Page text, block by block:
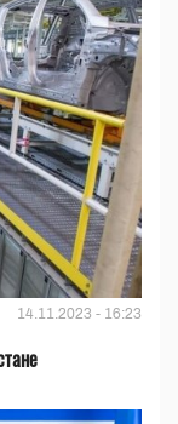
14.11.2023 - 16:23